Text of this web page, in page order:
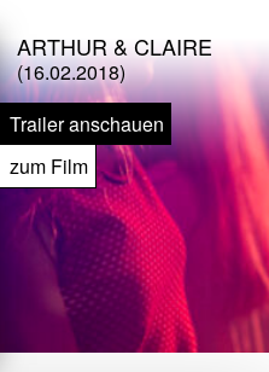
ARTHUR & CLAIRE
(16.02.2018)
Trailer anschauen
zum Film